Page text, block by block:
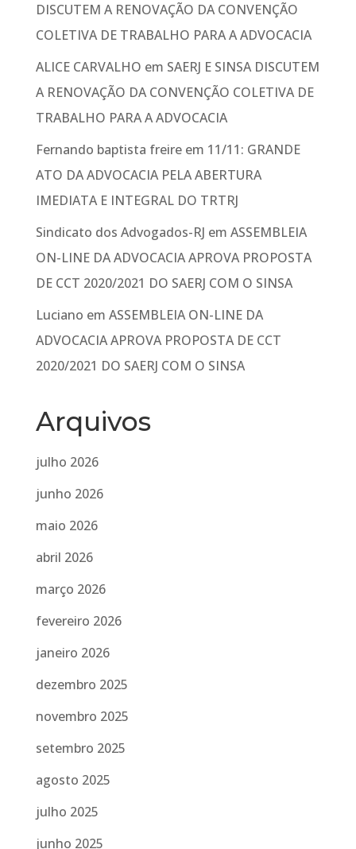
DISCUTEM A RENOVAÇÃO DA CONVENÇÃO
COLETIVA DE TRABALHO PARA A ADVOCACIA
ALICE CARVALHO em SAERJ E SINSA DISCUTEM
A RENOVAÇÃO DA CONVENÇÃO COLETIVA DE
TRABALHO PARA A ADVOCACIA
Fernando baptista freireem 11/11: GRANDE
ATO DA ADVOCACIA PELA ABERTURA
IMEDIATA E INTEGRAL DO TRTRJ
Sindicato dos Advogados-RJ em ASSEMBLEIA
ON-LINE DA ADVOCACIA APROVA PROPOSTA
DE CCT 2020/2021 DO SAERJ COM O SINSA
Luciano em ASSEMBLEIA ON-LINE DA
ADVOCACIA APROVA PROPOSTA DE CCT
2020/2021 DO SAERJ COM O SINSA
Arquivos
julho 2026
junho 2026
maio 2026
abril 2026
março 2026
fevereiro 2026
janeiro 2026
dezembro 2025
novembro 2025
setembro 2025
agosto 2025
julho 2025
junho 2025